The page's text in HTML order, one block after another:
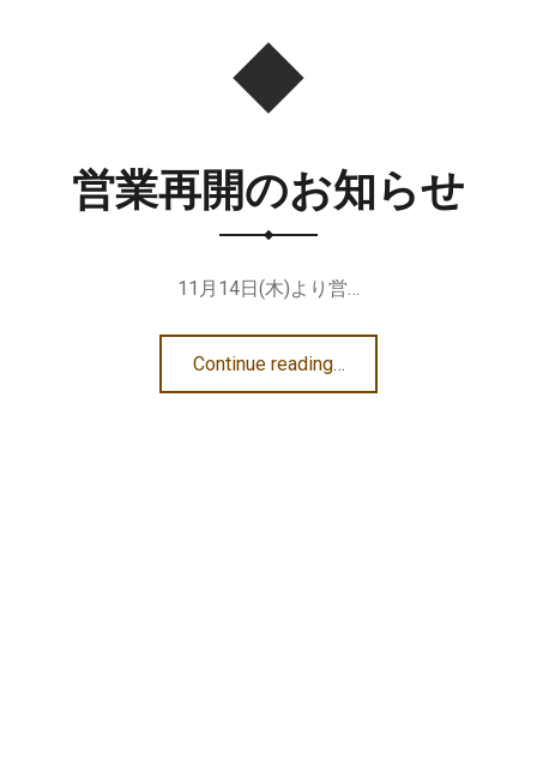
営業再開のお知らせ
11月14日(木)より営…
Continue reading“営業再開のお知らせ”
…